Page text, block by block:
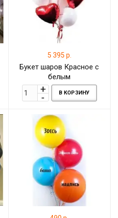
5 395 р.
Букет шаров Красное с
белым
В КОРЗИНУ